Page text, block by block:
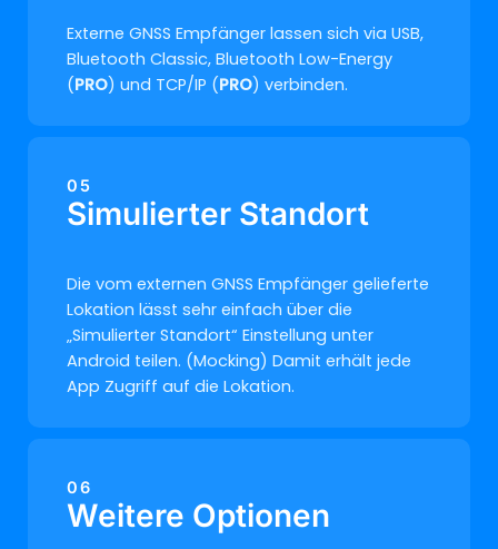
Externe GNSS Empfänger lassen sich via USB,
Bluetooth Classic, Bluetooth Low-Energy
(PRO) und TCP/IP (PRO) verbinden.
05
Simulierter Standort
Die vom externen GNSS Empfänger gelieferte
Lokation lässt sehr einfach über die
„Simulierter Standort“ Einstellung unter
Android teilen. (Mocking) Damit erhält jede
App Zugriff auf die Lokation.
06
Weitere Optionen